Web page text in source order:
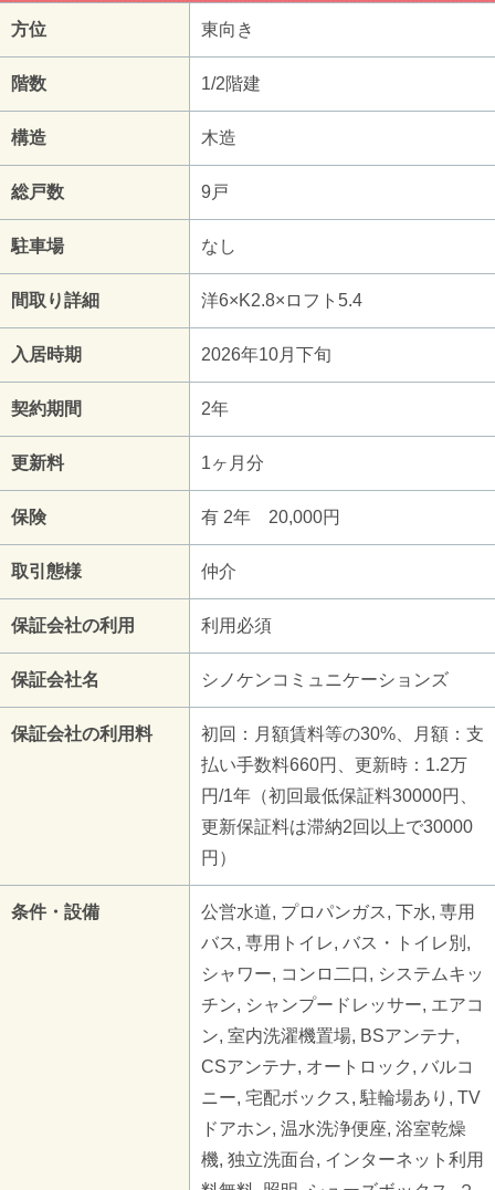
方位 東向き
階数 1/2階建
構造 木造
総戸数 9戸
駐車場 なし
間取り詳細 洋6×K2.8×ロフト5.4
入居時期 2026年10月下旬
契約期間 2年
更新料 1ヶ月分
保険 有 2年 20,000円
取引態様 仲介
保証会社の利用 利用必須
保証会社名 シノケンコミュニケーションズ
保証会社の利用料
初回：月額賃料等の30%、月額：支
払い手数料660円、更新時：1.2万
円/1年（初回最低保証料30000円、
更新保証料は滞納2回以上で30000
円）
条件・設備
公営水道, プロパンガス, 下水, 専用
バス, 専用トイレ, バス・トイレ別,
シャワー, コンロ二口, システムキッ
チン, シャンプードレッサー, エアコ
ン, 室内洗濯機置場, BSアンテナ,
CSアンテナ, オートロック, バルコ
ニー, 宅配ボックス, 駐輪場あり, TV
ドアホン, 温水洗浄便座, 浴室乾燥
機, 独立洗面台, インターネット利用